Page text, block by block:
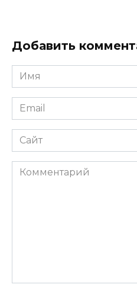
Добавить
Имя
*
Email
*
Сайт
Комментарий